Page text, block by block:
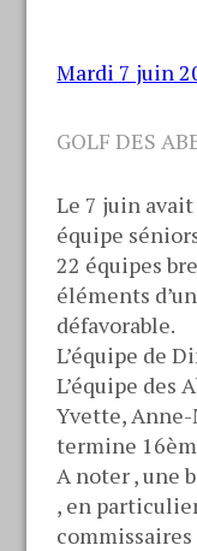
Mardi 7 juin
GOLF DES
Le 7 juin
équipe
22 équipes
éléments
défavorable.
L’équipe de
L’équipe des
Yvette,
termine
A noter , une
, en
commissaires